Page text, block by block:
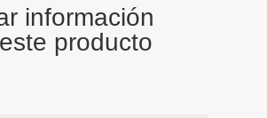
información
producto